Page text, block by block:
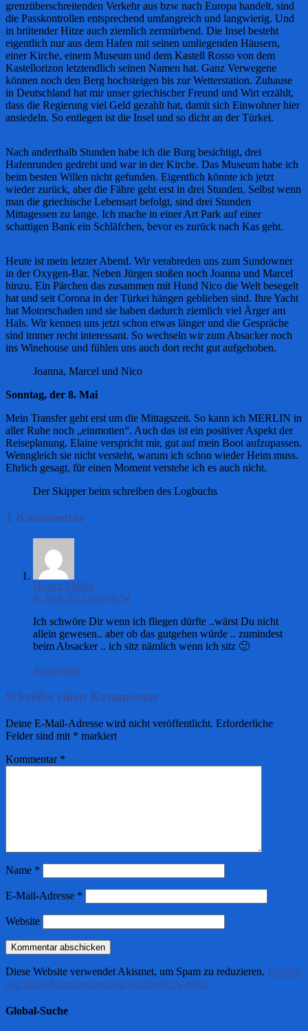
grenzüberschreitenden Verkehr aus bzw nach Europa handelt, sind
die Passkontrollen entsprechend umfangreich und langwierig. Und
in brütender Hitze auch ziemlich zermürbend. Die Insel besteht
eigentlich nur aus dem Hafen mit seinen umliegenden Häusern,
einer Kirche, einem Museum und dem Kastell Rosso von dem
Kastellorizon letztendlich seinen Namen hat. Ganz Verwegene
können noch den Berg hochsteigen bis zur Wetterstation. Zuhause
in Deutschland hat mir unser griechischer Freund und Wirt erzählt,
dass die Regierung viel Geld gezahlt hat, damit sich Einwohner hier
ansiedeln. So entlegen ist die Insel und so dicht an der Türkei.
Nach anderthalb Stunden habe ich die Burg besichtigt, drei
Hafenrunden gedreht und war in der Kirche. Das Museum habe ich
beim besten Willen nicht gefunden. Eigentlich könnte ich jetzt
wieder zurück, aber die Fähre geht erst in drei Stunden. Selbst wenn
man die griechische Lebensart befolgt, sind drei Stunden
Mittagessen zu lange. Ich mache in einer Art Park auf einer
schattigen Bank ein Schläfchen, bevor es zurück nach Kas geht.
Heute ist mein letzter Abend. Wir verabreden uns zum Sundowner
in der Oxygen-Bar. Neben Jürgen stoßen noch Joanna und Marcel
hinzu. Ein Pärchen das zusammen mit Hund Nico die Welt besegelt
hat und seit Corona in der Türkei hängen geblieben sind. Ihre Yacht
hat Motorschaden und sie haben dadurch ziemlich viel Ärger am
Hals. Wir kennen uns jetzt schon etwas länger und die Gespräche
sind immer recht interessant. So wechseln wir zum Absacker noch
ins Winehouse und fühlen uns auch dort recht gut aufgehoben.
Joanna, Marcel und Nico
Sonntag, der 8. Mai
Mein Transfer geht erst um die Mittagszeit. So kann ich MERLIN in
aller Ruhe noch „einmotten“. Auch das ist ein positiver Aspekt der
Reiseplanung. Elaine verspricht mir, gut auf mein Boot aufzupassen.
Wenngleich sie nicht versteht, warum ich schon wieder Heim muss.
Ehrlich gesagt, für einen Moment verstehe ich es auch nicht.
Der Skipper beim schreiben des Logbuchs
1 Kommentar
Heiner Müller
4. Juni 2022 um 08:54
Ich schwöre Dir wenn ich fliegen dürfte ..wärst Du nicht
allein gewesen.. aber ob das gutgehen würde .. zumindest
beim Absacker .. ich sitz nämlich wenn ich sitz 🙂
Antworten
Schreibe einen Kommentar
Deine E-Mail-Adresse wird nicht veröffentlicht. Erforderliche
Felder sind mit * markiert
Kommentar *
Name *
E-Mail-Adresse *
Website
Diese Website verwendet Akismet, um Spam zu reduzieren. Erfahre,
wie deine Kommentardaten verarbeitet werden.
Global-Suche